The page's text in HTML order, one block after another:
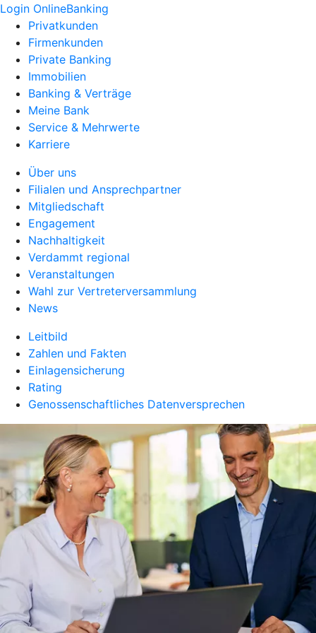
Login OnlineBanking
Privatkunden
Firmenkunden
Private Banking
Immobilien
Banking & Verträge
Meine Bank
Service & Mehrwerte
Karriere
Über uns
Filialen und Ansprechpartner
Mitgliedschaft
Engagement
Nachhaltigkeit
Verdammt regional
Veranstaltungen
Wahl zur Vertreterversammlung
News
Leitbild
Zahlen und Fakten
Einlagensicherung
Rating
Genossenschaftliches Datenversprechen